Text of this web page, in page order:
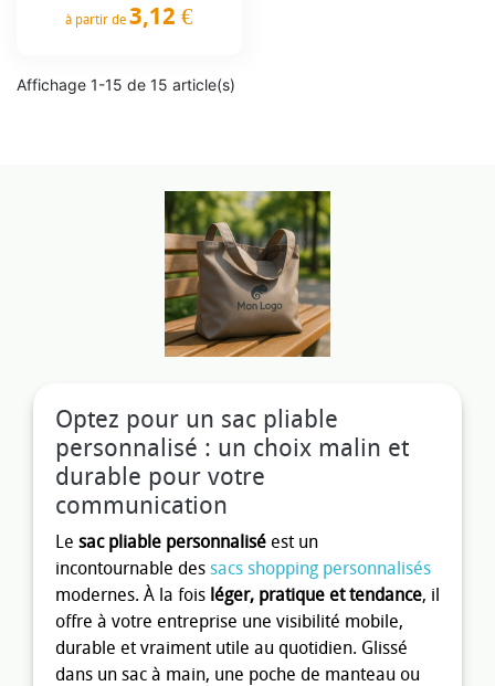
Optez pour un sac pliable
personnalisé : un choix malin et
durable pour votre
communication
Le sac pliable personnalisé est un
incontournable des sacs shopping personnalisés
modernes. À la fois léger, pratique et tendance, il
offre à votre entreprise une visibilité mobile,
durable et vraiment utile au quotidien. Glissé
dans un sac à main, une poche de manteau ou
à partir de 3,12 €
Affichage 1-15 de 15 article(s)